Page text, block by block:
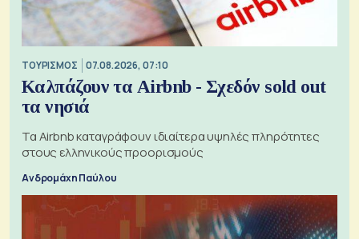
ΤΟΥΡΙΣΜΟΣ 07.08.2026, 07:10
Καλπάζουν τα Airbnb - Σχεδόν sold out
τα νησιά
Τα Airbnb καταγράφουν ιδιαίτερα υψηλές πληρότητες
στους ελληνικούς προορισμούς
Ανδρομάχη Παύλου